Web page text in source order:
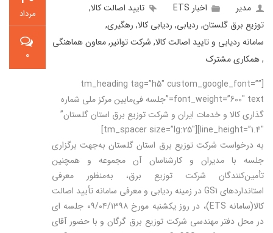
مرداد
۰
مدیر اخبار ETS تایید اصالت کالا,
توزیع برق گلستان, ردیابی, ردیابی کالا, رهگیری,
سامانه ردیابی و تایید اصالت کالا, شرکت توانیر,معاون هماهنگی
,همکاری مشترک
[tm_heading tag=”h5″ custom_google_font=””
font_weight=”600″ text=”جلسه فی‌مابین مرکز ملی شماره
گذاری کالا و خدمات ایران و شرکت توزیع برق استان گلستان”
line_height=”1.4″][tm_spacer size=”lg:25″]
به درخواست شرکت توزیع برق استان گلستان به‌جهت برگزاری
جلسه با مدیران و کارشناسان آن مجموعه و همچنین
تأمین‌کنندگان شرکت توزیع برق، به‌منظور معرفی
استانداردهای GS1در زمینه ردیابی و معرفی سامانه تأیید اصالت
کالا(سامانه ETS
)، در روز یکشنبه مورخ ۰۹/۰۴/۱۳۹۸ جلسه ای
در محل دفتر مهندسی شرکت توزیع برق گرگان و با حضور آقای